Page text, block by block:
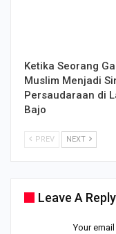
Ketika Seorang
Muslim Menjadi
Persaudaraan di
Bajo
PREV NEXT
Leave A Reply
Your